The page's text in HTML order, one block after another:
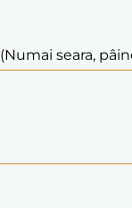
(Numai seara,